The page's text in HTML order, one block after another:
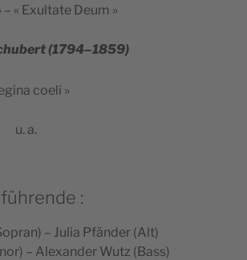
– « Exul­tate Deum »
(1794–1859)
coeli »
u. a.
:
– Julia Pfän­der (Alt)
– Alexan­der Wutz (Bass)